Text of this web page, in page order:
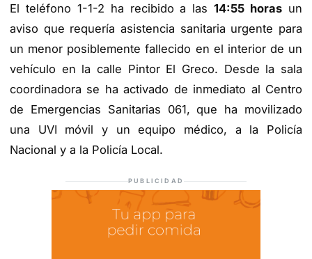
El teléfono 1-1-2 ha recibido a las14:55 horas un
aviso que requería asistencia sanitaria urgente para
un menor posiblemente fallecido en el interior de un
vehículo en la calle Pintor El Greco. Desde la sala
coordinadora se ha activado de inmediato al Centro
de Emergencias Sanitarias 061, que ha movilizado
una UVI móvil y un equipo médico, a la Policía
Nacional y a la Policía Local.
PUBLICIDAD